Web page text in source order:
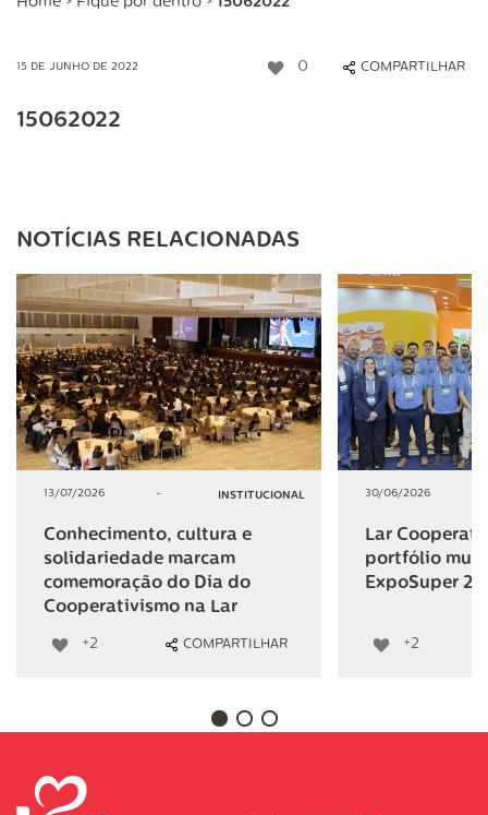
15 DE JUNHO DE 2022 0 COMPARTILHAR
15062022
NOTÍCIAS RELACIONADAS
13/07/2026 - INSTITUCIONAL
Conhecimento, cultura e
solidariedade marcam
comemoração do Dia do
Cooperativismo na Lar
+2 COMPARTILHAR
30/06/2026
Lar
portfólio
ExpoSuper
+2